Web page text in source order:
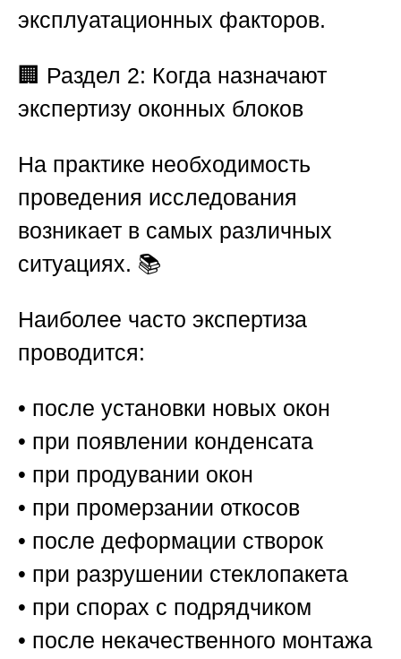
эксплуатационных факторов.
🏢 Раздел 2: Когда назначают
экспертизу оконных блоков
На практике необходимость
проведения исследования
возникает в самых различных
ситуациях. 📚
Наиболее часто экспертиза
проводится:
• после установки новых окон
• при появлении конденсата
• при продувании окон
• при промерзании откосов
• после деформации створок
• при разрушении стеклопакета
• при спорах с подрядчиком
• после некачественного монтажа